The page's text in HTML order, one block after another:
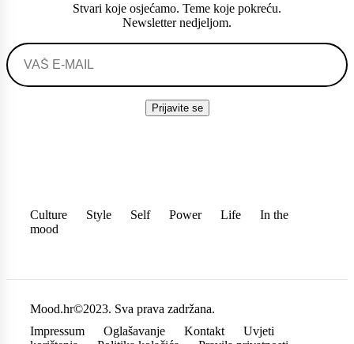
Stvari koje osjećamo. Teme koje pokreću.
Newsletter nedjeljom.
Culture Style Self Power Life
In the
mood
Mood.hr©2023. Sva prava zadržana.
Impressum
Oglašavanje Kontakt
Uvjeti